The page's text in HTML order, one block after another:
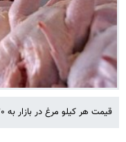
قیمت هر کیلو مرغ در بازار به ۳۷۰ تا ۴۰۰ هزار تومان رسیده است.